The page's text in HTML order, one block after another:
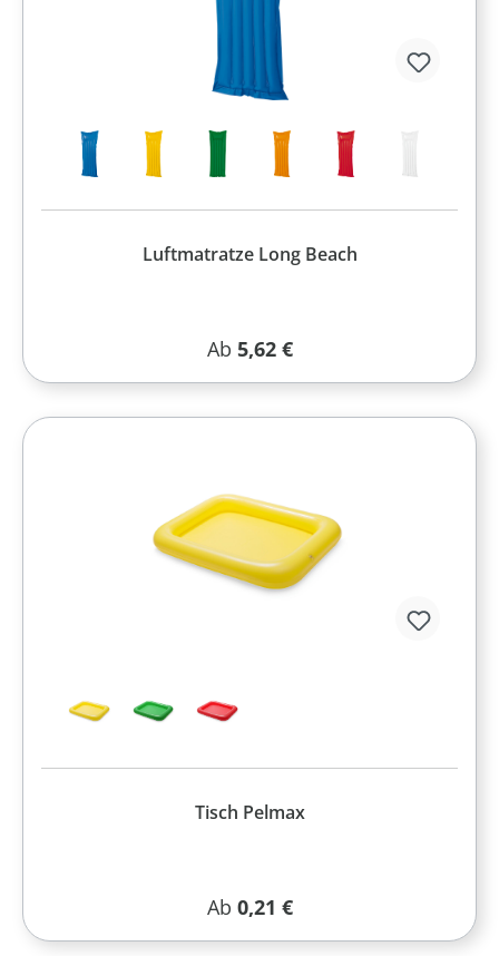
Luftmatratze Long Beach
Regulärer Preis:
Ab 5,62 €
Tisch Pelmax
Regulärer Preis:
Ab 0,21 €